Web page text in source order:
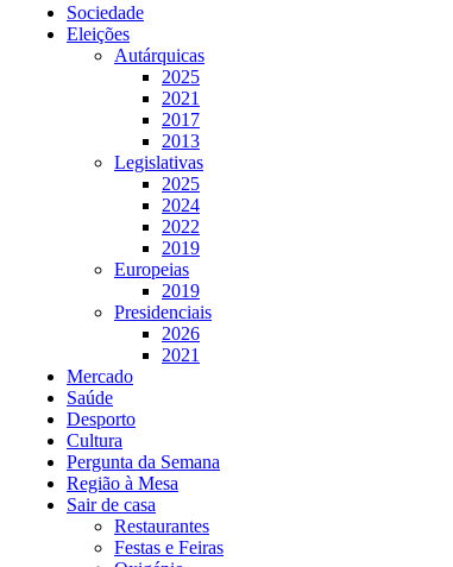
Sociedade
Eleições
Autárquicas
2025
2021
2017
2013
Legislativas
2025
2024
2022
2019
Europeias
2019
Presidenciais
2026
2021
Mercado
Saúde
Desporto
Cultura
Pergunta da Semana
Região à Mesa
Sair de casa
Restaurantes
Festas e Feiras